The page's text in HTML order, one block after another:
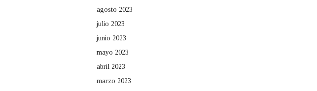
agosto 2023
julio 2023
junio 2023
mayo 2023
abril 2023
marzo 2023